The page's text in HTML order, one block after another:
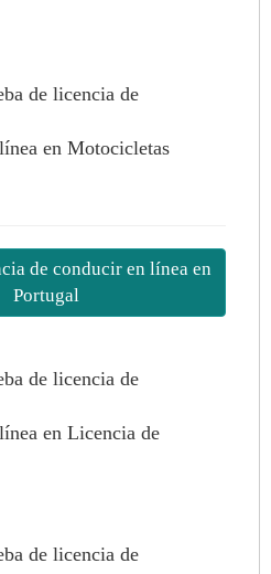
de licencia de
en Motocicletas
de conducir en línea en
Portugal
de licencia de
en Licencia de
de licencia de